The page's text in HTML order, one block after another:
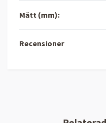
Mått (mm):
Recensioner